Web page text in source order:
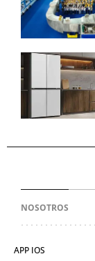
NOSOTROS
APP IOS